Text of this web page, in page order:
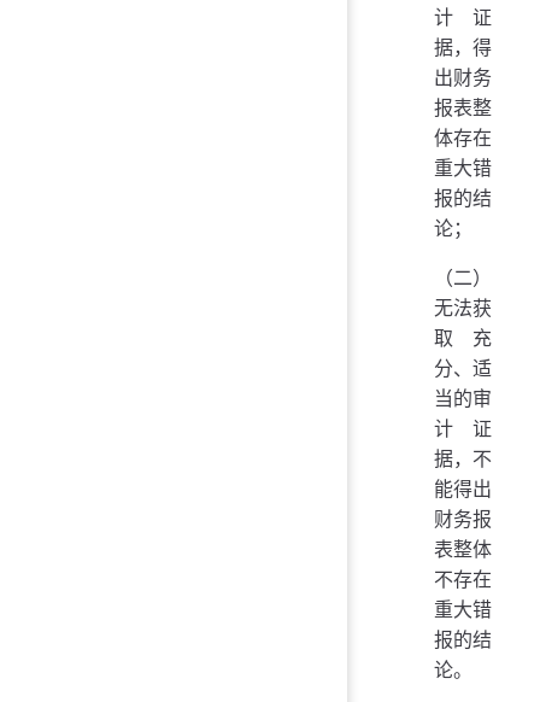
计证
据，得
出财务
报表整
体存在
重大错
报的结
论；
（二）
无法获
取充
分、适
当的审
计证
据，不
能得出
财务报
表整体
不存在
重大错
报的结
论。